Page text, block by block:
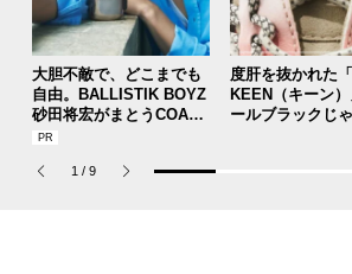
大胆不敵で、どこまでも
自由。BALLISTIK BOYZ
砂田将宏がまとうCOACH
の新作フレグランス「コ
パルファム」
度肝を抜かれた
KEEN（キーン
ールブラックじ
1 / 9